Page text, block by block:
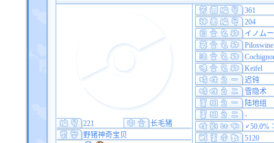
361
204
イノムー
Piloswine
Keifel
迟钝
雪隐术
陆地组
-
5120
221
长毛猪
野猪神奇宝贝